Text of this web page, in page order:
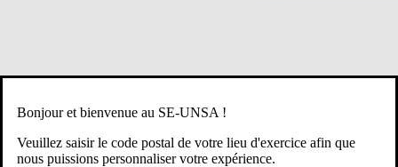
Bonjour et bienvenue au SE-UNSA !
Veuillez saisir le code postal de votre lieu d'exercice afin que
nous puissions personnaliser votre expérience.